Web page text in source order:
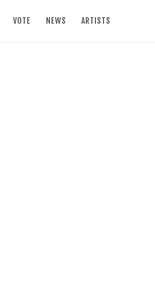
VOTE NEWS ARTISTS